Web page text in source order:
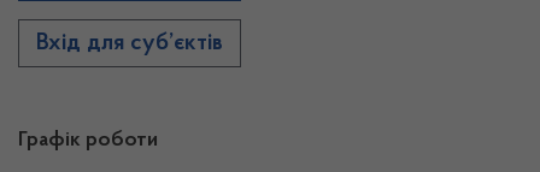
Графік роботи
Вхід для суб’єктів